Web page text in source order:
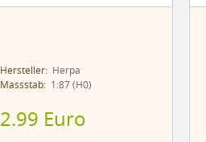
Hersteller:Herpa
Massstab:1:87 (H0)
2.99 Euro